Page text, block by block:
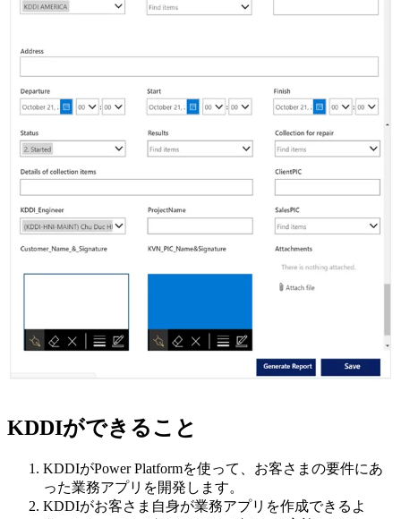
KDDIができること
KDDIがPower Platformを使って、お客さまの要件にあ
った業務アプリを開発します。
KDDIがお客さま自身が業務アプリを作成できるよ